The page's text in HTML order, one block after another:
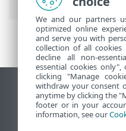
Zobraziť stránku
End of Life
Databáza znalostí
We and our partners
optimized online
and serve you with
collection of all cookies
decline all non-
essential cookies
clicking "Manage
withdraw your consent
anytime by clicking the
footer or in your
information, see our